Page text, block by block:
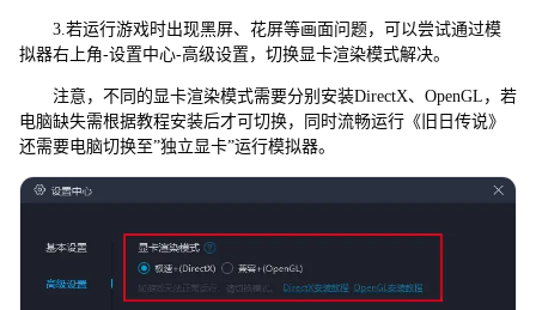
3.若运行游戏时出现黑屏、花屏等画面问题，可以尝试通过模
拟器右上角-设置中心-高级设置，切换显卡渲染模式解决。
注意，不同的显卡渲染模式需要分别安装DirectX、OpenGL，若
电脑缺失需根据教程安装后才可切换，同时流畅运行《旧日传说》
还需要电脑切换至”独立显卡”运行模拟器。